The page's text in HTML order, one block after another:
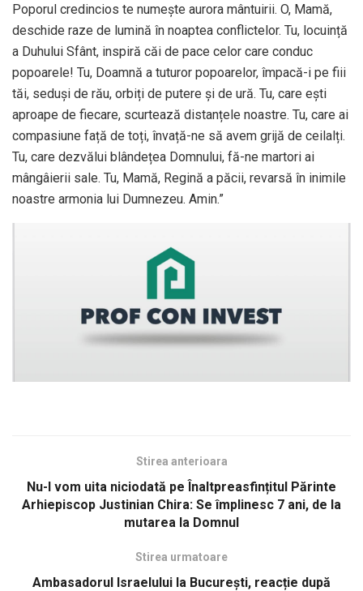
Poporul credincios te numește aurora mântuirii. O, Mamă,
deschide raze de lumină în noaptea conflictelor. Tu, locuință
a Duhului Sfânt, inspiră căi de pace celor care conduc
popoarele! Tu, Doamnă a tuturor popoarelor, împacă-i pe fiii
tăi, seduși de rău, orbiți de putere și de ură. Tu, care ești
aproape de fiecare, scurtează distanțele noastre. Tu, care ai
compasiune față de toți, învață-ne să avem grijă de ceilalți.
Tu, care dezvălui blândețea Domnului, fă-ne martori ai
mângâierii sale. Tu, Mamă, Regină a păcii, revarsă în inimile
noastre armonia lui Dumnezeu. Amin.”
Stirea anterioara
Nu-l vom uita niciodată pe Înaltpreasfințitul Părinte
Arhiepiscop Justinian Chira: Se împlinesc 7 ani, de la
mutarea la Domnul
Stirea urmatoare
Ambasadorul Israelului la București, reacție după